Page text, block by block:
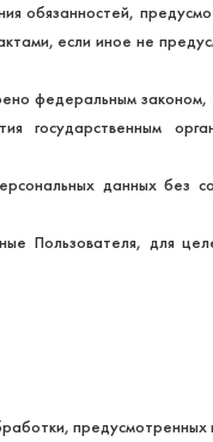
обязанностей,
если иное не
федеральным
государственным
данных без
Пользователя, для
предусмотренных